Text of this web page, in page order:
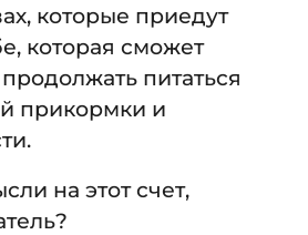
которые приедут
которая сможет
питаться
прикормки и
на этот счет,